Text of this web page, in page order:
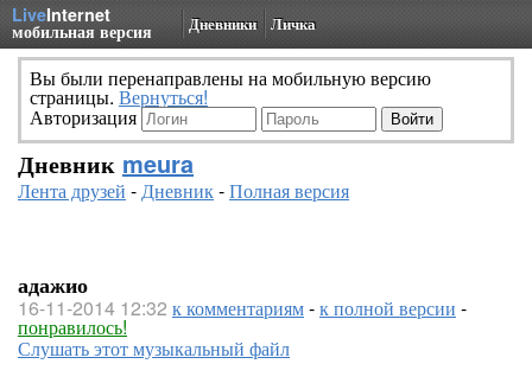
LiveInternet
мобильная версия Дневники Личка
Вы были перенаправлены на мобильную версию
страницы. Вернуться!
Авторизация
Дневник meura
Лента друзей -Дневник-Полная версия
адажио
16-11-2014 12:32 к комментариям-к полной версии -
понравилось!
Слушать этот музыкальный файл